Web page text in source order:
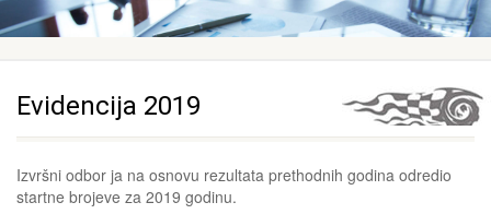
Evidencija 2019
Izvršni odbor ja na osnovu rezultata prethodnih godina odredio
startne brojeve za 2019 godinu.